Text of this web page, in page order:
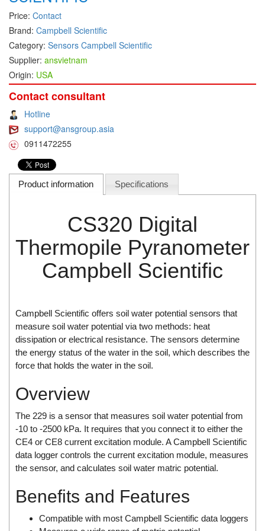
DEIF
Delmhorst VietNam
DELTA
Delta Ohm
Delta sensor
Delta-mobrey
DEMA Engineering/ Foam- IT
DESAX
DET-TRONICS
Deublin
DINA Elektronik
Dinel
Di-Soric
Dixon Valve
Doctor Led Vietnam
DOLD - Autho ANS
Dold Vietnam
Dongdo Tech
Donghwa Valve
Dongkun
Dosing Pump
DR. NEUMANN Peltier-Technik
Dropsa Vietnam
Price: Contact
Brand: Campbell Scientific
Category: Sensors Campbell Scientific
Supplier: ansvietnam
Origin: USA
Contact consultant
Hotline
support@ansgroup.asia
0911472255
Product information Specifications
CS320 Digital
Thermopile Pyranometer
Campbell Scientific
Campbell Scientific offers soil water potential sensors that
measure soil water potential via two methods: heat
dissipation or electrical resistance. The sensors determine
the energy status of the water in the soil, which describes the
force that holds the water in the soil.
Overview
The 229 is a sensor that measures soil water potential from
-10 to -2500 kPa. It requires that you connect it to either the
CE4 or CE8 current excitation module. A Campbell Scientific
data logger controls the current excitation module, measures
the sensor, and calculates soil water matric potential.
Benefits and Features
Compatible with most Campbell Scientific data loggers